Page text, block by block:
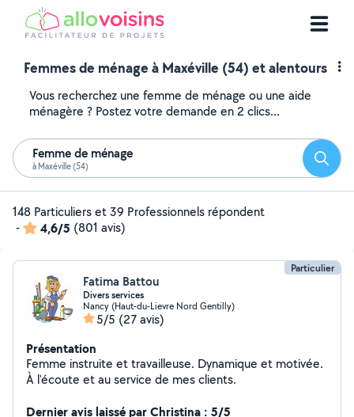
Femmes de ménage à Maxéville (54) et alentours
Vous recherchez une femme de ménage ou une aide
ménagère ? Postez votre demande en 2 clics...
Femme de ménage
à Maxéville (54)
148 Particuliers et 39 Professionnels répondent
-
4,6/5 (801 avis)
Particulier
Fatima Battou
Divers services
Nancy (Haut-du-Lievre Nord Gentilly)
5/5 (27 avis)
Présentation
Femme instruite et travailleuse. Dynamique et motivée.
À l'écoute et au service de mes clients.
Dernier avis laissé par Christina : 5/5